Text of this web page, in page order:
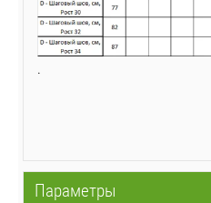
.
Параметры